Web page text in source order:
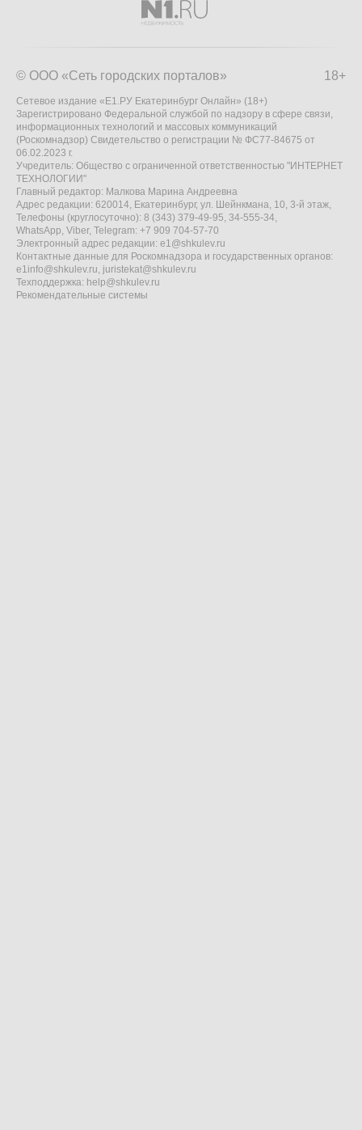
18+
© ООО «Сеть городских порталов»
Сетевое издание «Е1.РУ Екатеринбург Онлайн» (18+)
Зарегистрировано Федеральной службой по надзору в сфере связи,
информационных технологий и массовых коммуникаций
(Роскомнадзор) Свидетельство о регистрации № ФС77-84675 от
06.02.2023 г.
Учредитель: Общество с ограниченной ответственностью "ИНТЕРНЕТ
ТЕХНОЛОГИИ"
Главный редактор: Малкова Марина Андреевна
Адрес редакции: 620014, Екатеринбург, ул. Шейнкмана, 10, 3-й этаж,
Телефоны (круглосуточно): 8 (343) 379-49-95, 34-555-34,
WhatsApp, Viber, Telegram: +7 909 704-57-70
Электронный адрес редакции: e1@shkulev.ru
Контактные данные для Роскомнадзора и государственных органов:
e1info@shkulev.ru, juristekat@shkulev.ru
Техподдержка: help@shkulev.ru
Рекомендательные системы